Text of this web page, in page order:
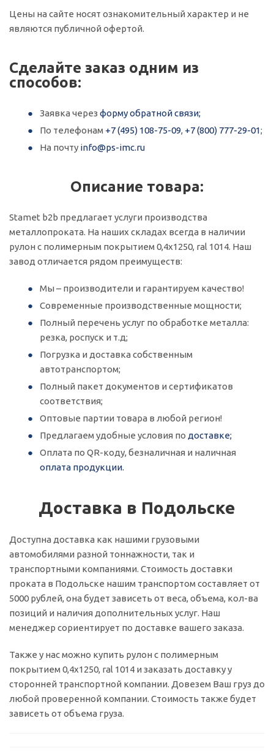
Цены на сайте носят ознакомительный характер и не
являются публичной офертой.
Сделайте заказ одним из
способов:
Заявка через форму обратной связи;
По телефонам +7 (495) 108-75-09, +7 (800) 777-29-01;
На почту info@ps-imc.ru
Описание товара:
Stamet b2b предлагает услуги производства
металлопроката. На наших складах всегда в наличии
рулон с полимерным покрытием 0,4х1250, ral 1014. Наш
завод отличается рядом преимуществ:
Мы – производители и гарантируем качество!
Современные производственные мощности;
Полный перечень услуг по обработке металла:
резка, роспуск и т.д;
Погрузка и доставка собственным
автотранспортом;
Полный пакет документов и сертификатов
соответствия;
Оптовые партии товара в любой регион!
Предлагаем удобные условия по доставке;
Оплата по QR-коду, безналичная и наличная
оплата продукции.
Доставка в Подольске
Доступна доставка как нашими грузовыми
автомобилями разной тоннажности, так и
транспортными компаниями. Стоимость доставки
проката в Подольске нашим транспортом составляет от
5000 рублей, она будет зависеть от веса, объема, кол-ва
позиций и наличия дополнительных услуг. Наш
менеджер сориентирует по доставке вашего заказа.
Также у нас можно купить рулон с полимерным
покрытием 0,4х1250, ral 1014 и заказать доставку у
сторонней транспортной компании. Довезем Ваш груз до
любой проверенной компании. Стоимость также будет
зависеть от объема груза.